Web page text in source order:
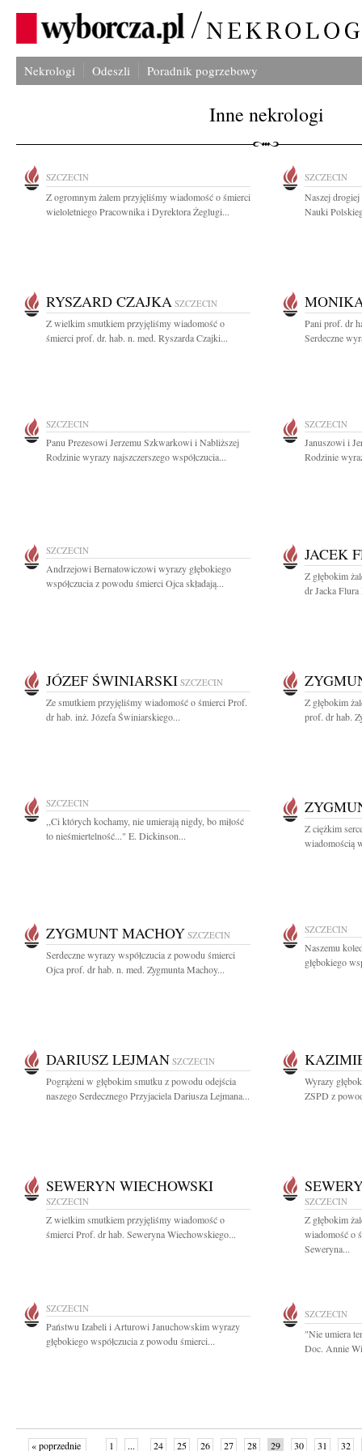
Nekrologi Odeszli Poradnik pogrzebowy
Inne nekrologi
SZCZECIN
Z ogromnym żalem przyjęliśmy wiadomość o śmierci
wieloletniego Pracownika i Dyrektora Żeglugi...
SZCZECIN
Naszej
Nauki
RYSZARD CZAJKA SZCZECIN
Z wielkim smutkiem przyjęliśmy wiadomość o
śmierci prof. dr. hab. n. med. Ryszarda Czajki...
Pani prof. dr
Serdeczne
SZCZECIN
Panu Prezesowi Jerzemu Szkwarkowi i Nabliższej
Rodzinie wyrazy najszczerszego współczucia...
SZCZECIN
Januszowi i
Rodzinie
SZCZECIN
Andrzejowi Bernatowiczowi wyrazy głębokiego
współczucia z powodu śmierci Ojca składają...
JACEK
Z głębokim
dr Jacka Flura
JÓZEF ŚWINIARSKI SZCZECIN
Ze smutkiem przyjęliśmy wiadomość o śmierci Prof.
dr hab. inż. Józefa Świniarskiego...
Z głębokim
prof. dr hab.
SZCZECIN
,,Ci których kochamy, nie umierają nigdy, bo miłość
to nieśmiertelność..." E. Dickinson...
Z ciężkim
wiadomością
ZYGMUNT MACHOY SZCZECIN
Serdeczne wyrazy współczucia z powodu śmierci
Ojca prof. dr hab. n. med. Zygmunta Machoy...
SZCZECIN
Naszemu
głębokiego
DARIUSZ LEJMAN SZCZECIN
Pogrążeni w głębokim smutku z powodu odejścia
naszego Serdecznego Przyjaciela Dariusza Lejmana...
Wyrazy
ZSPD z
SEWERYN WIECHOWSKI
SZCZECIN
Z wielkim smutkiem przyjęliśmy wiadomość o
śmierci Prof. dr hab. Seweryna Wiechowskiego...
SZCZECIN
Z głębokim
wiadomość o
Seweryna...
SZCZECIN
Państwu Izabeli i Arturowi Januchowskim wyrazy
głębokiego współczucia z powodu śmierci...
SZCZECIN
"Nie umiera
Doc. Annie
« poprzednie 1 ... 24 25 26 27 28 29 30 31 32